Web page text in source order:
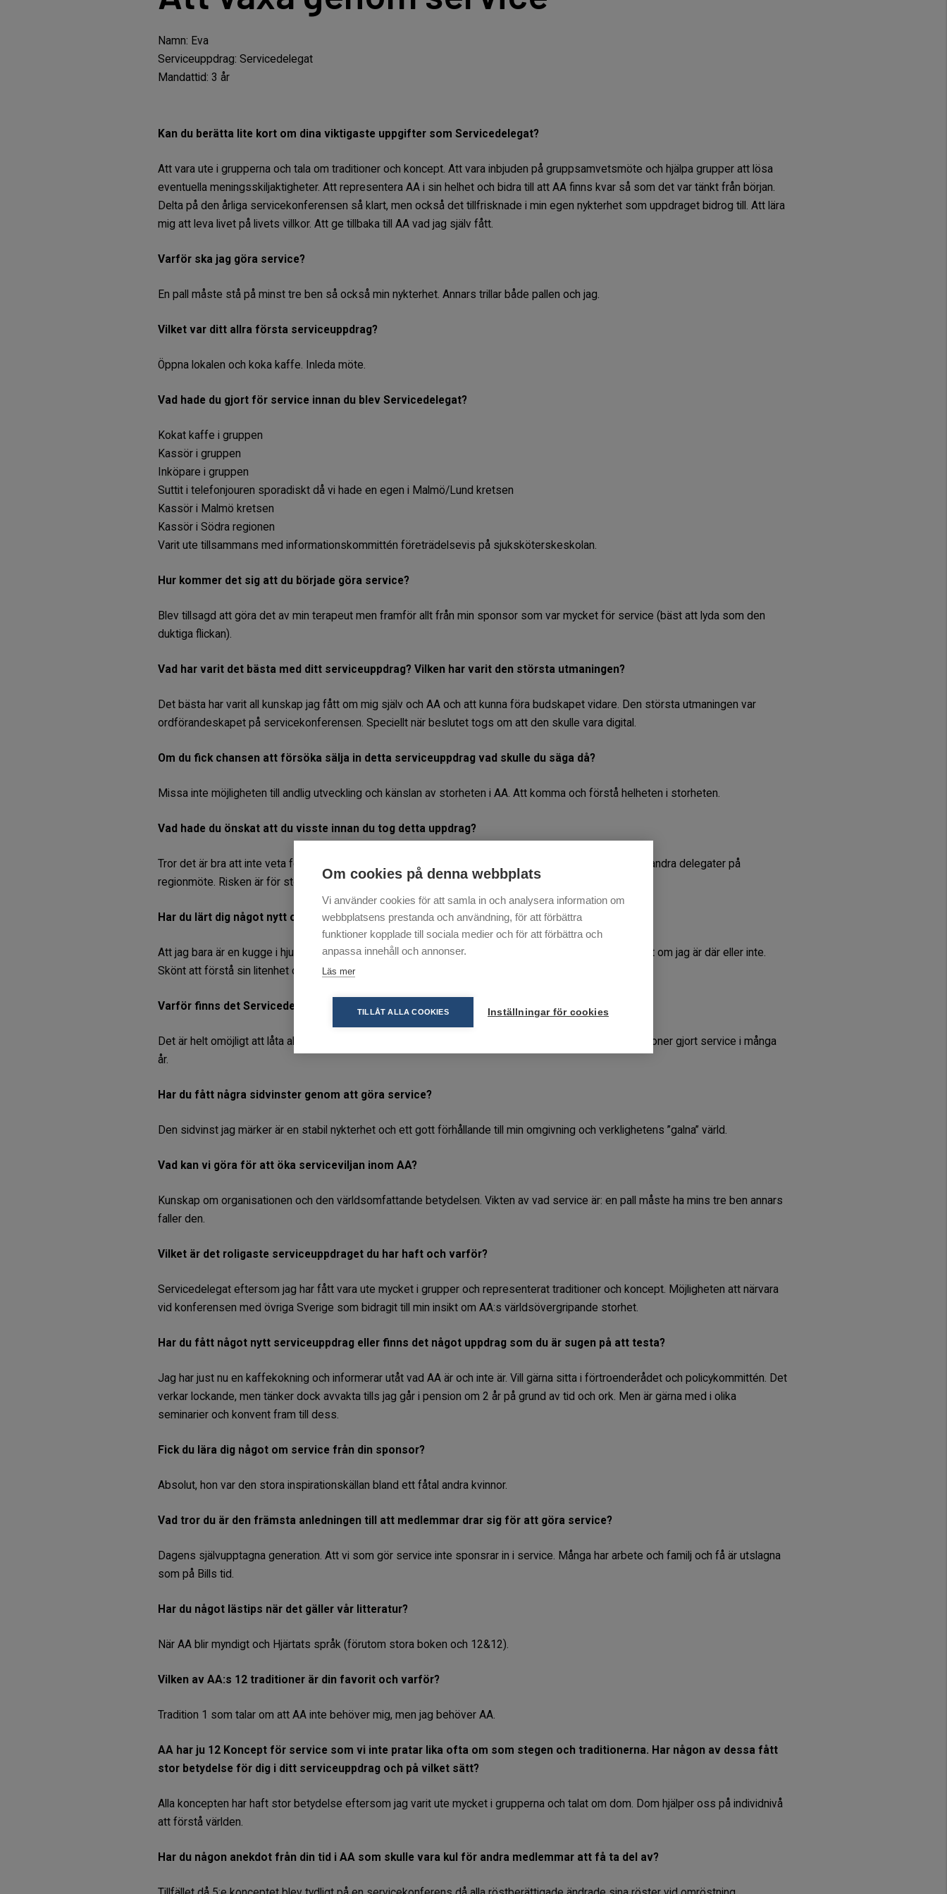
Namn: Eva
Serviceuppdrag: Servicedelegat
Mandattid: 3 år
Kan du berätta lite kort om dina viktigaste uppgifter som Servicedelegat?
Att vara ute i grupperna och tala om traditioner och koncept. Att vara inbjuden på gruppsamvetsmöte och hjälpa grupper att lösa
eventuella meningsskiljaktigheter. Att representera AA i sin helhet och bidra till att AA finns kvar så som det var tänkt från början.
Delta på den årliga servicekonferensen så klart, men också det tillfrisknade i min egen nykterhet som uppdraget bidrog till. Att lära
mig att leva livet på livets villkor. Att ge tillbaka till AA vad jag själv fått.
Varför ska jag göra service?
En pall måste stå på minst tre ben så också min nykterhet. Annars trillar både pallen och jag.
Vilket var ditt allra första serviceuppdrag?
Öppna lokalen och koka kaffe. Inleda möte.
Vad hade du gjort för service innan du blev Servicedelegat?
Kokat kaffe i gruppen
Kassör i gruppen
Inköpare i gruppen
Suttit i telefonjouren sporadiskt då vi hade en egen i Malmö/Lund kretsen
Kassör i Malmö kretsen
Kassör i Södra regionen
Varit ute tillsammans med informationskommittén företrädelsevis på sjuksköterskeskolan.
Hur kommer det sig att du började göra service?
Blev tillsagd att göra det av min terapeut men framför allt från min sponsor som var mycket för service (bäst att lyda som den
duktiga flickan).
Vad har varit det bästa med ditt serviceuppdrag? Vilken har varit den största utmaningen?
Det bästa har varit all kunskap jag fått om mig själv och AA och att kunna föra budskapet vidare. Den största utmaningen var
ordförandeskapet på servicekonferensen. Speciellt när beslutet togs om att den skulle vara digital.
Om du fick chansen att försöka sälja in detta serviceuppdrag vad skulle du säga då?
Missa inte möjligheten till andlig utveckling och känslan av storheten i AA. Att komma och förstå helheten i storheten.
Vad hade du önskat att du visste innan du tog detta uppdrag?
Tror det är bra att inte veta för mycket utan att ha mod att hoppa i båten. Räckte med det jag hörde av andra delegater på
regionmöte. Risken är för stor för att bygga ”demoner” och rädslor.
Har du lärt dig något nytt om dig själv genom att vara Servicedelegat?
Att jag bara är en kugge i hjulet på en världomfattande gemenskap som styrs av sin egen kraft oavsett om jag är där eller inte.
Skönt att förstå sin litenhet och kunna be om hjälp.
Varför finns det Servicedelegater? Varför är det nödvändig service?
Det är helt omöjligt att låta alla grupper representera på konferensen. För att kunskapen finns där personer gjort service i många
år.
Har du fått några sidvinster genom att göra service?
Den sidvinst jag märker är en stabil nykterhet och ett gott förhållande till min omgivning och verklighetens ”galna” värld.
Vad kan vi göra för att öka serviceviljan inom AA?
Kunskap om organisationen och den världsomfattande betydelsen. Vikten av vad service är: en pall måste ha mins tre ben annars
faller den.
Vilket är det roligaste serviceuppdraget du har haft och varför?
Servicedelegat eftersom jag har fått vara ute mycket i grupper och representerat traditioner och koncept. Möjligheten att närvara
vid konferensen med övriga Sverige som bidragit till min insikt om AA:s världsövergripande storhet.
Har du fått något nytt serviceuppdrag eller finns det något uppdrag som du är sugen på att testa?
Jag har just nu en kaffekokning och informerar utåt vad AA är och inte är. Vill gärna sitta i förtroenderådet och policykommittén. Det
verkar lockande, men tänker dock avvakta tills jag går i pension om 2 år på grund av tid och ork. Men är gärna med i olika
seminarier och konvent fram till dess.
Fick du lära dig något om service från din sponsor?
Absolut, hon var den stora inspirationskällan bland ett fåtal andra kvinnor.
Vad tror du är den främsta anledningen till att medlemmar drar sig för att göra service?
Dagens självupptagna generation. Att vi som gör service inte sponsrar in i service. Många har arbete och familj och få är utslagna
som på Bills tid.
Har du något lästips när det gäller vår litteratur?
När AA blir myndigt och Hjärtats språk (förutom stora boken och 12&12).
Vilken av AA:s 12 traditioner är din favorit och varför?
Tradition 1 som talar om att AA inte behöver mig, men jag behöver AA.
AA har ju 12 Koncept för service som vi inte pratar lika ofta om som stegen och traditionerna. Har någon av dessa fått
stor betydelse för dig i ditt serviceuppdrag och på vilket sätt?
Alla koncepten har haft stor betydelse eftersom jag varit ute mycket i grupperna och talat om dom. Dom hjälper oss på individnivå
att förstå världen.
Har du någon anekdot från din tid i AA som skulle vara kul för andra medlemmar att få ta del av?
Om cookies på denna webbplats
Vi använder cookies för att samla in och analysera information om
webbplatsens prestanda och användning, för att förbättra
funktioner kopplade till sociala medier och för att förbättra och
anpassa innehåll och annonser.
Läs mer
TILLÅT ALLA COOKIES Inställningar för cookies